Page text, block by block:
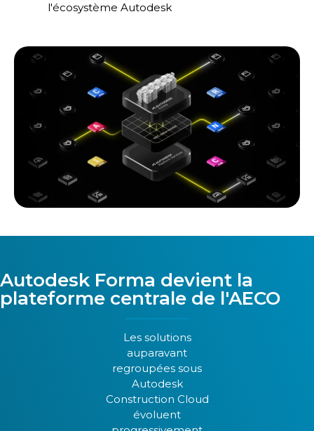
l'écosystème Autodesk
Autodesk Forma devient la
plateforme centrale de l'AECO
Les solutions
auparavant
regroupées sous
Autodesk
Construction Cloud
évoluent